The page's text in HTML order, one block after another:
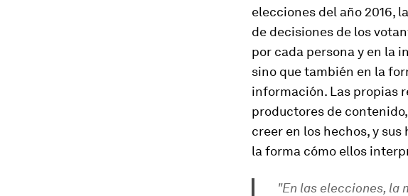
elecciones del año 2016,
de decisiones de los
por cada persona y en la
sino que también en la
información. Las propias
productores de
creer en los hechos, y
la forma cómo ellos
"En las elecciones, la